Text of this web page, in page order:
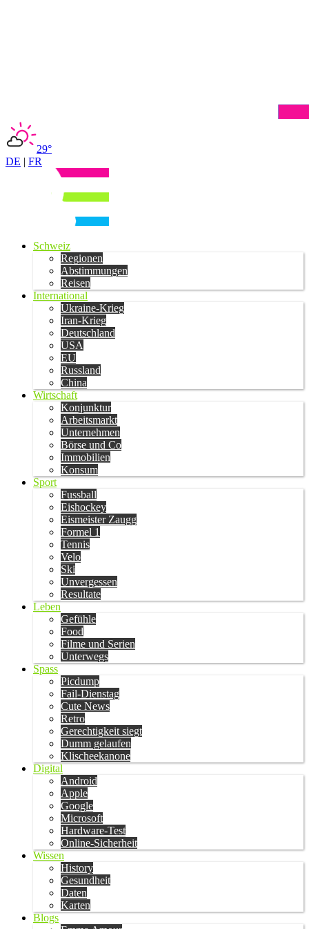
29°
DE | FR
Schweiz
Regionen
Abstimmungen
Reisen
International
Ukraine-Krieg
Iran-Krieg
Deutschland
USA
EU
Russland
China
Wirtschaft
Konjunktur
Arbeitsmarkt
Unternehmen
Börse und Co
Immobilien
Konsum
Sport
Fussball
Eishockey
Eismeister Zaugg
Formel 1
Tennis
Velo
Ski
Unvergessen
Resultate
Leben
Gefühle
Food
Filme und Serien
Unterwegs
Spass
Picdump
Fail-Dienstag
Cute News
Retro
Gerechtigkeit siegt
Dumm gelaufen
Klischeekanone
Digital
Android
Apple
Google
Microsoft
Hardware-Test
Online-Sicherheit
Wissen
History
Gesundheit
Daten
Karten
Blogs